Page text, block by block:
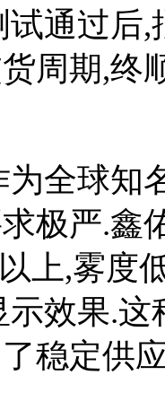
试通过后
周期,终
全球知
极严.鑫
上,雾度
效果.
稳定供